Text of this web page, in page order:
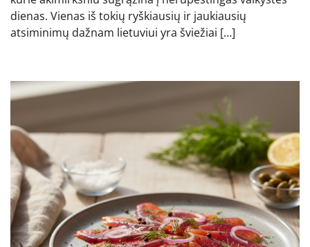
dienas. Vienas iš tokių ryškiausių ir jaukiausių
atsiminimų dažnam lietuviui yra šviežiai […]